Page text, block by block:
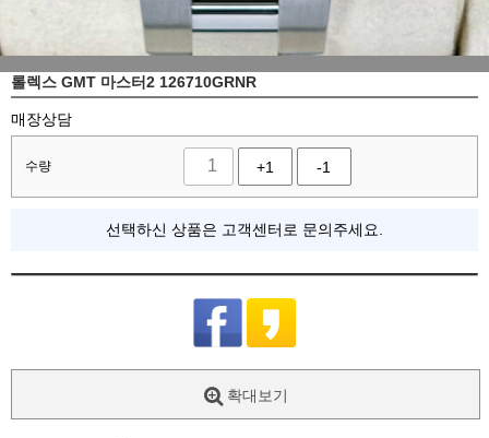
롤렉스 GMT 마스터2 126710GRNR
매장상담
수량 +1 -1
선택하신 상품은 고객센터로 문의주세요.
확대보기